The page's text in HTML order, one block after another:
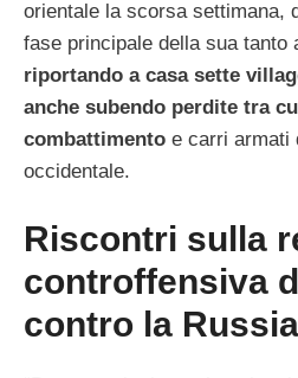
orientale la scorsa settimana,
fase principale della sua tanto
riportando a casa sette
anche subendo perdite tra
combattimento e carri armati
occidentale.
Riscontri sulla
controffensiva
contro la Russia